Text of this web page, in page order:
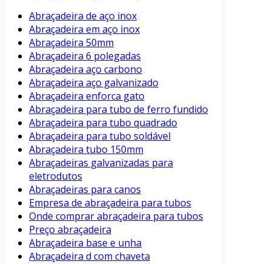
Abraçadeira de aço inox
Abraçadeira em aço inox
Abraçadeira 50mm
Abraçadeira 6 polegadas
Abraçadeira aço carbono
Abraçadeira aço galvanizado
Abraçadeira enforca gato
Abraçadeira para tubo de ferro fundido
Abraçadeira para tubo quadrado
Abraçadeira para tubo soldável
Abraçadeira tubo 150mm
Abraçadeiras galvanizadas para
eletrodutos
Abraçadeiras para canos
Empresa de abraçadeira para tubos
Onde comprar abraçadeira para tubos
Preço abraçadeira
Abraçadeira base e unha
Abraçadeira d com chaveta